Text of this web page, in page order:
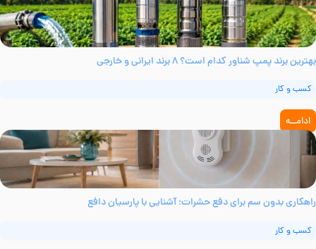
برند پمپ شناور کدام است؟ ۸ برند ایرانی و خارجی
کسب و کار
ادامــه
بدون سم برای دفع حشرات؛ آشنایی با پارسیان دافع
کسب و کار